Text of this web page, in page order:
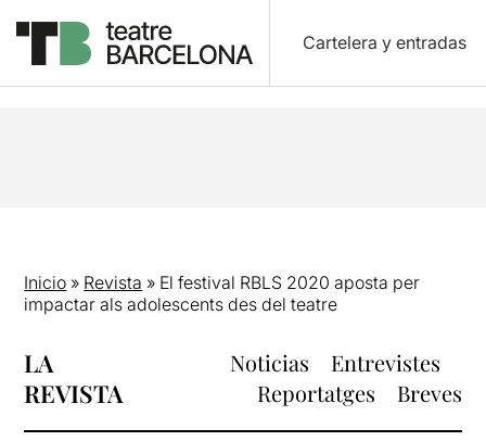
Cartelera y entradas
Inicio » Revista » El festival RBLS 2020 aposta per
impactar als adolescents des del teatre
LA
REVISTA
Noticias
Entrevistes
Reportatges
Breves